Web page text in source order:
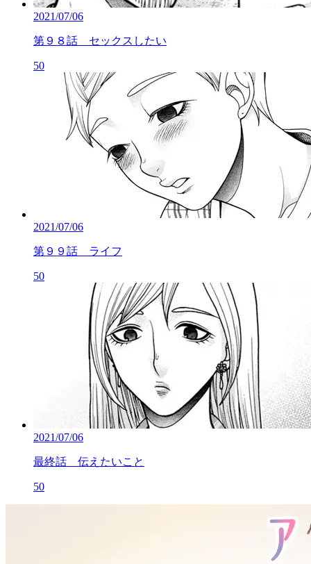
2021/07/06
第９８話 セックスしたい
50
2021/07/06
第９９話 ライフ
50
2021/07/06
最終話 伝えたいこと
50